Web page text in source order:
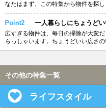
なたはまず、この特集から物件を探し
Point2 一人暮らしにちょうど
広すぎる物件は、毎日の掃除が大変
らっしゃいます。ちょうどいい広さ
その他の特集一覧
ライフスタイル